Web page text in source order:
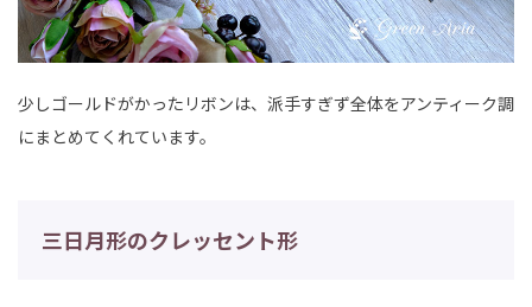
少しゴールドがかったリボンは、派手すぎず全体をアンティーク調
にまとめてくれています。
三日月形のクレッセント形